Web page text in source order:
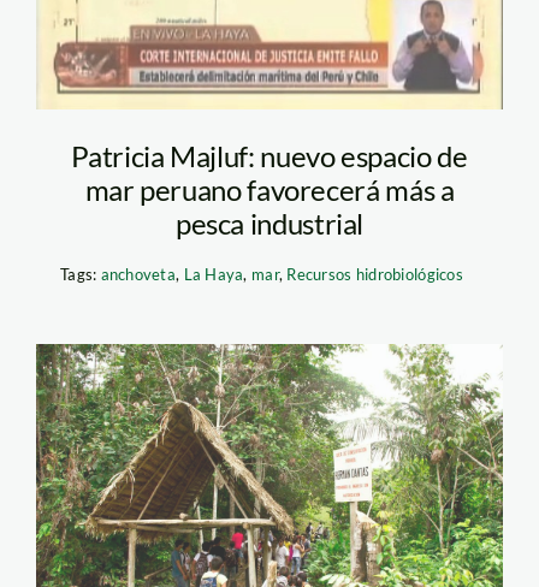
Patricia Majluf: nuevo espacio de
mar peruano favorecerá más a
pesca industrial
Tags: anchoveta, La Haya, mar, Recursos hidrobiológicos
dantas_spda